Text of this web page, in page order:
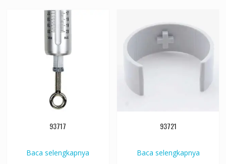
93717
Baca selengkapnya
93721
Baca selengkapnya